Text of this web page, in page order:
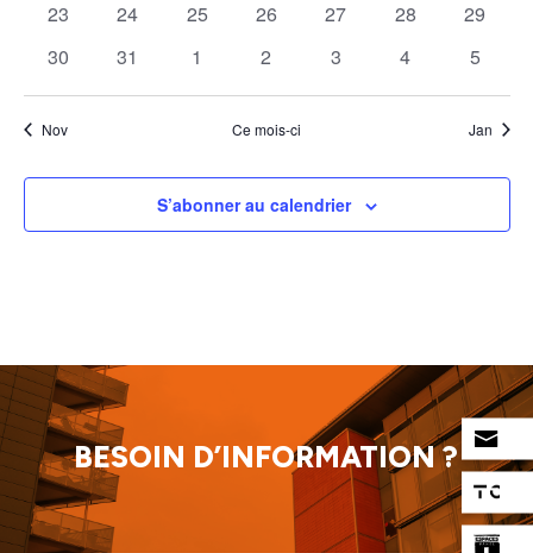
0
23
0
24
0
25
0
26
0
27
0
28
0
29
0
30
0
31
0
1
0
2
0
3
0
4
0
5
Nov Ce mois-ci Jan
S’abonner au calendrier
BESOIN D’INFORMATION ?